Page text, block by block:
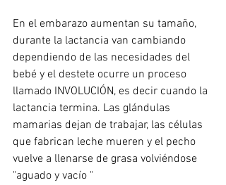
En el embarazo aumentan su tamaño,
durante la lactancia van cambiando
dependiendo de las necesidades del
bebé y el destete ocurre un proceso
llamado INVOLUCIÓN, es decir cuando la
lactancia termina. Las glándulas
mamarias dejan de trabajar, las células
que fabrican leche mueren y el pecho
vuelve a llenarse de grasa volviéndose
"aguado y vacío "